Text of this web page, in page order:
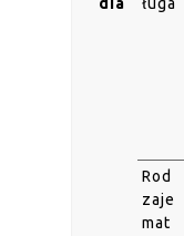
Rod
zaje
mat